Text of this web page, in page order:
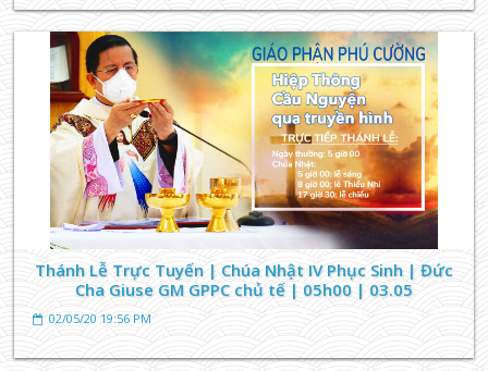
TIN TỨC GIÁO XỨ
Tên đúng cha thánh Phêrô Đoàn Công Quí
Thánh Lễ Trực Tuyến | Chúa Nhật IV Phục Sinh | Đức
Cha Giuse GM GPPC chủ tế | 05h00 | 03.05
02/05/20 19:56 PM